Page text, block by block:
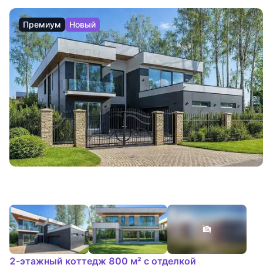
Премиум Новый
2-этажный коттедж 800 м² с отделкой